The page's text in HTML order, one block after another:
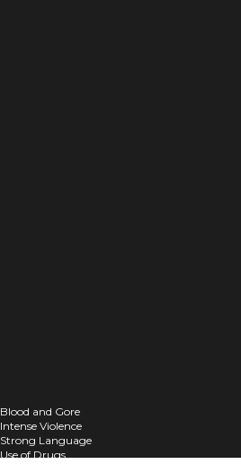
Blood and Gore
Intense Violence
Strong Language
Use of Drugs